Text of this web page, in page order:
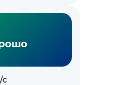
с